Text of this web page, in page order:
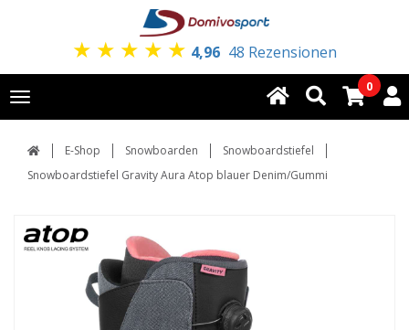
★ ★ ★ ★ ★ 4,96 48 Rezensionen
Toggle
navigation
0
E-Shop Snowboarden
Snowboardstiefel
Snowboardstiefel Gravity Aura Atop blauer Denim/Gummi